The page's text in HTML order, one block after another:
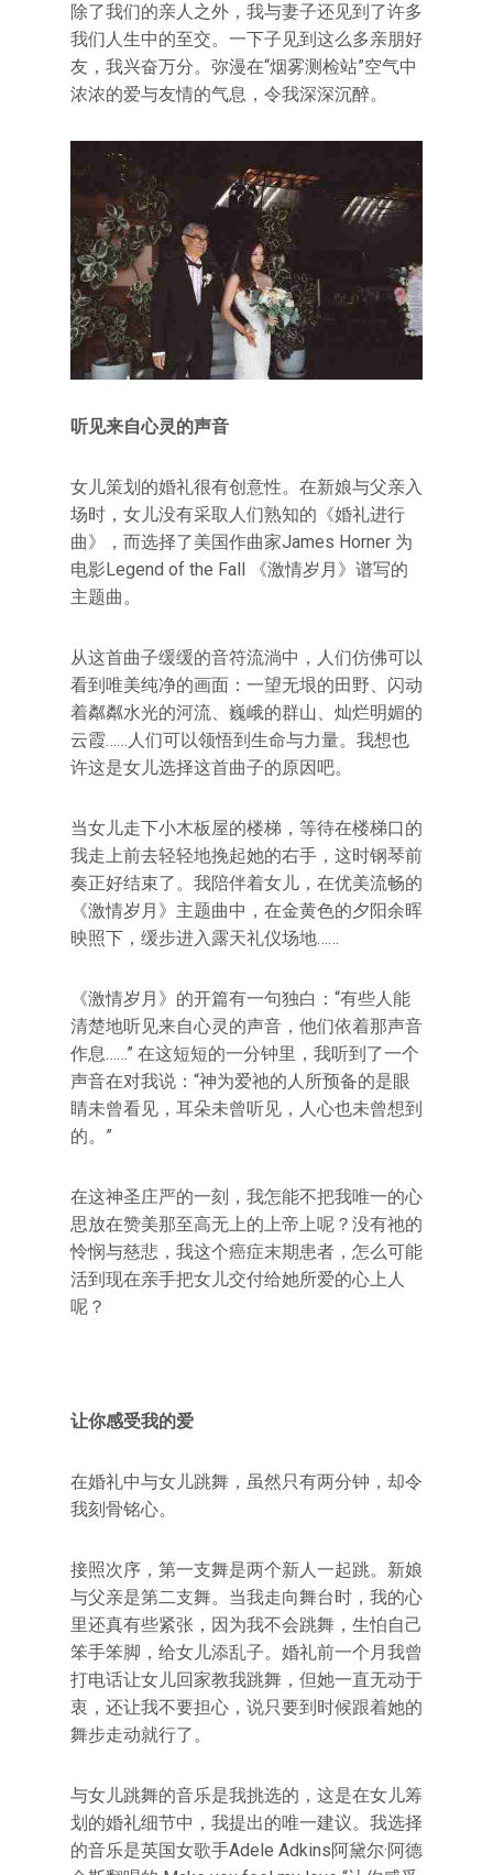
除了我们的亲人之外，我与妻子还见到了许多
我们人生中的至交。一下子见到这么多亲朋好
友，我兴奋万分。弥漫在“烟雾测检站”空气中
浓浓的爱与友情的气息，令我深深沉醉。
听见来自心灵的声音
女儿策划的婚礼很有创意性。在新娘与父亲入
场时，女儿没有采取人们熟知的《婚礼进行
曲》，而选择了美国作曲家James Horner 为
电影Legend of the Fall 《激情岁月》谱写的
主题曲。
从这首曲子缓缓的音符流淌中，人们仿佛可以
看到唯美纯净的画面：一望无垠的田野、闪动
着粼粼水光的河流、巍峨的群山、灿烂明媚的
云霞……人们可以领悟到生命与力量。我想也
许这是女儿选择这首曲子的原因吧。
当女儿走下小木板屋的楼梯，等待在楼梯口的
我走上前去轻轻地挽起她的右手，这时钢琴前
奏正好结束了。我陪伴着女儿，在优美流畅的
《激情岁月》主题曲中，在金黄色的夕阳余晖
映照下，缓步进入露天礼仪场地……
《激情岁月》的开篇有一句独白：“有些人能
清楚地听见来自心灵的声音，他们依着那声音
作息……” 在这短短的一分钟里，我听到了一个
声音在对我说：“神为爱祂的人所预备的是眼
睛未曾看见，耳朵未曾听见，人心也未曾想到
的。”
在这神圣庄严的一刻，我怎能不把我唯一的心
思放在赞美那至高无上的上帝上呢？没有祂的
怜悯与慈悲，我这个癌症末期患者，怎么可能
活到现在亲手把女儿交付给她所爱的心上人
呢？
让你感受我的爱
在婚礼中与女儿跳舞，虽然只有两分钟，却令
我刻骨铭心。
接照次序，第一支舞是两个新人一起跳。新娘
与父亲是第二支舞。当我走向舞台时，我的心
里还真有些紧张，因为我不会跳舞，生怕自己
笨手笨脚，给女儿添乱子。婚礼前一个月我曾
打电话让女儿回家教我跳舞，但她一直无动于
衷，还让我不要担心，说只要到时候跟着她的
舞步走动就行了。
与女儿跳舞的音乐是我挑选的，这是在女儿筹
划的婚礼细节中，我提出的唯一建议。我选择
的音乐是英国女歌手Adele Adkins阿黛尔·阿德